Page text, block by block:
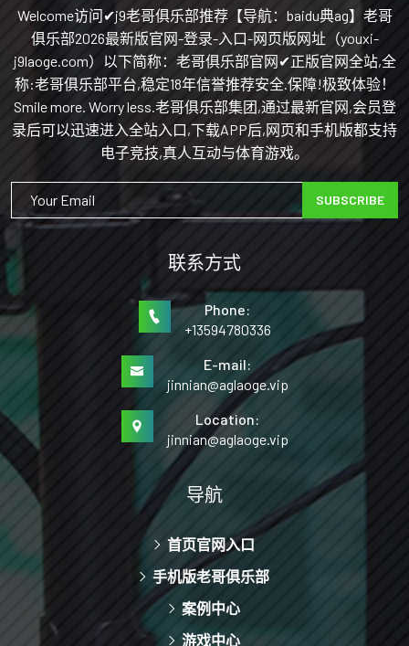
Welcome访问✔j9老哥俱乐部推荐【导航：baidu典ag】老哥
俱乐部2026最新版官网-登录-入口-网页版网址（youxi-
j9laoge.com）以下简称：老哥俱乐部官网✔正版官网全站,全
称:老哥俱乐部平台,稳定18年信誉推荐安全.保障!极致体验！
Smile more. Worry less.老哥俱乐部集团,通过最新官网,会员登
录后可以迅速进入全站入口,下载APP后,网页和手机版都支持
电子竞技,真人互动与体育游戏。
SUBSCRIBE
联系方式
Phone:
+13594780336
E-mail:
jinnian@aglaoge.vip
Location:
jinnian@aglaoge.vip
导航
首页官网入口
手机版老哥俱乐部
案例中心
游戏中心